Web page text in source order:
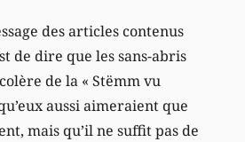
des articles contenus
de dire que les sans-abris
de la « Stëmm vu
aussi aimeraient que
mais qu’il ne suffit pas de